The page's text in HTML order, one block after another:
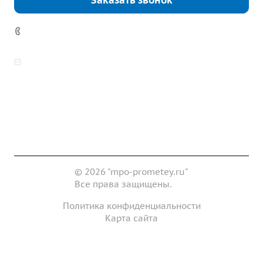
© 2026 "mpo-prometey.ru"
Все права защищены.
Политика конфиденциальности
Карта сайта